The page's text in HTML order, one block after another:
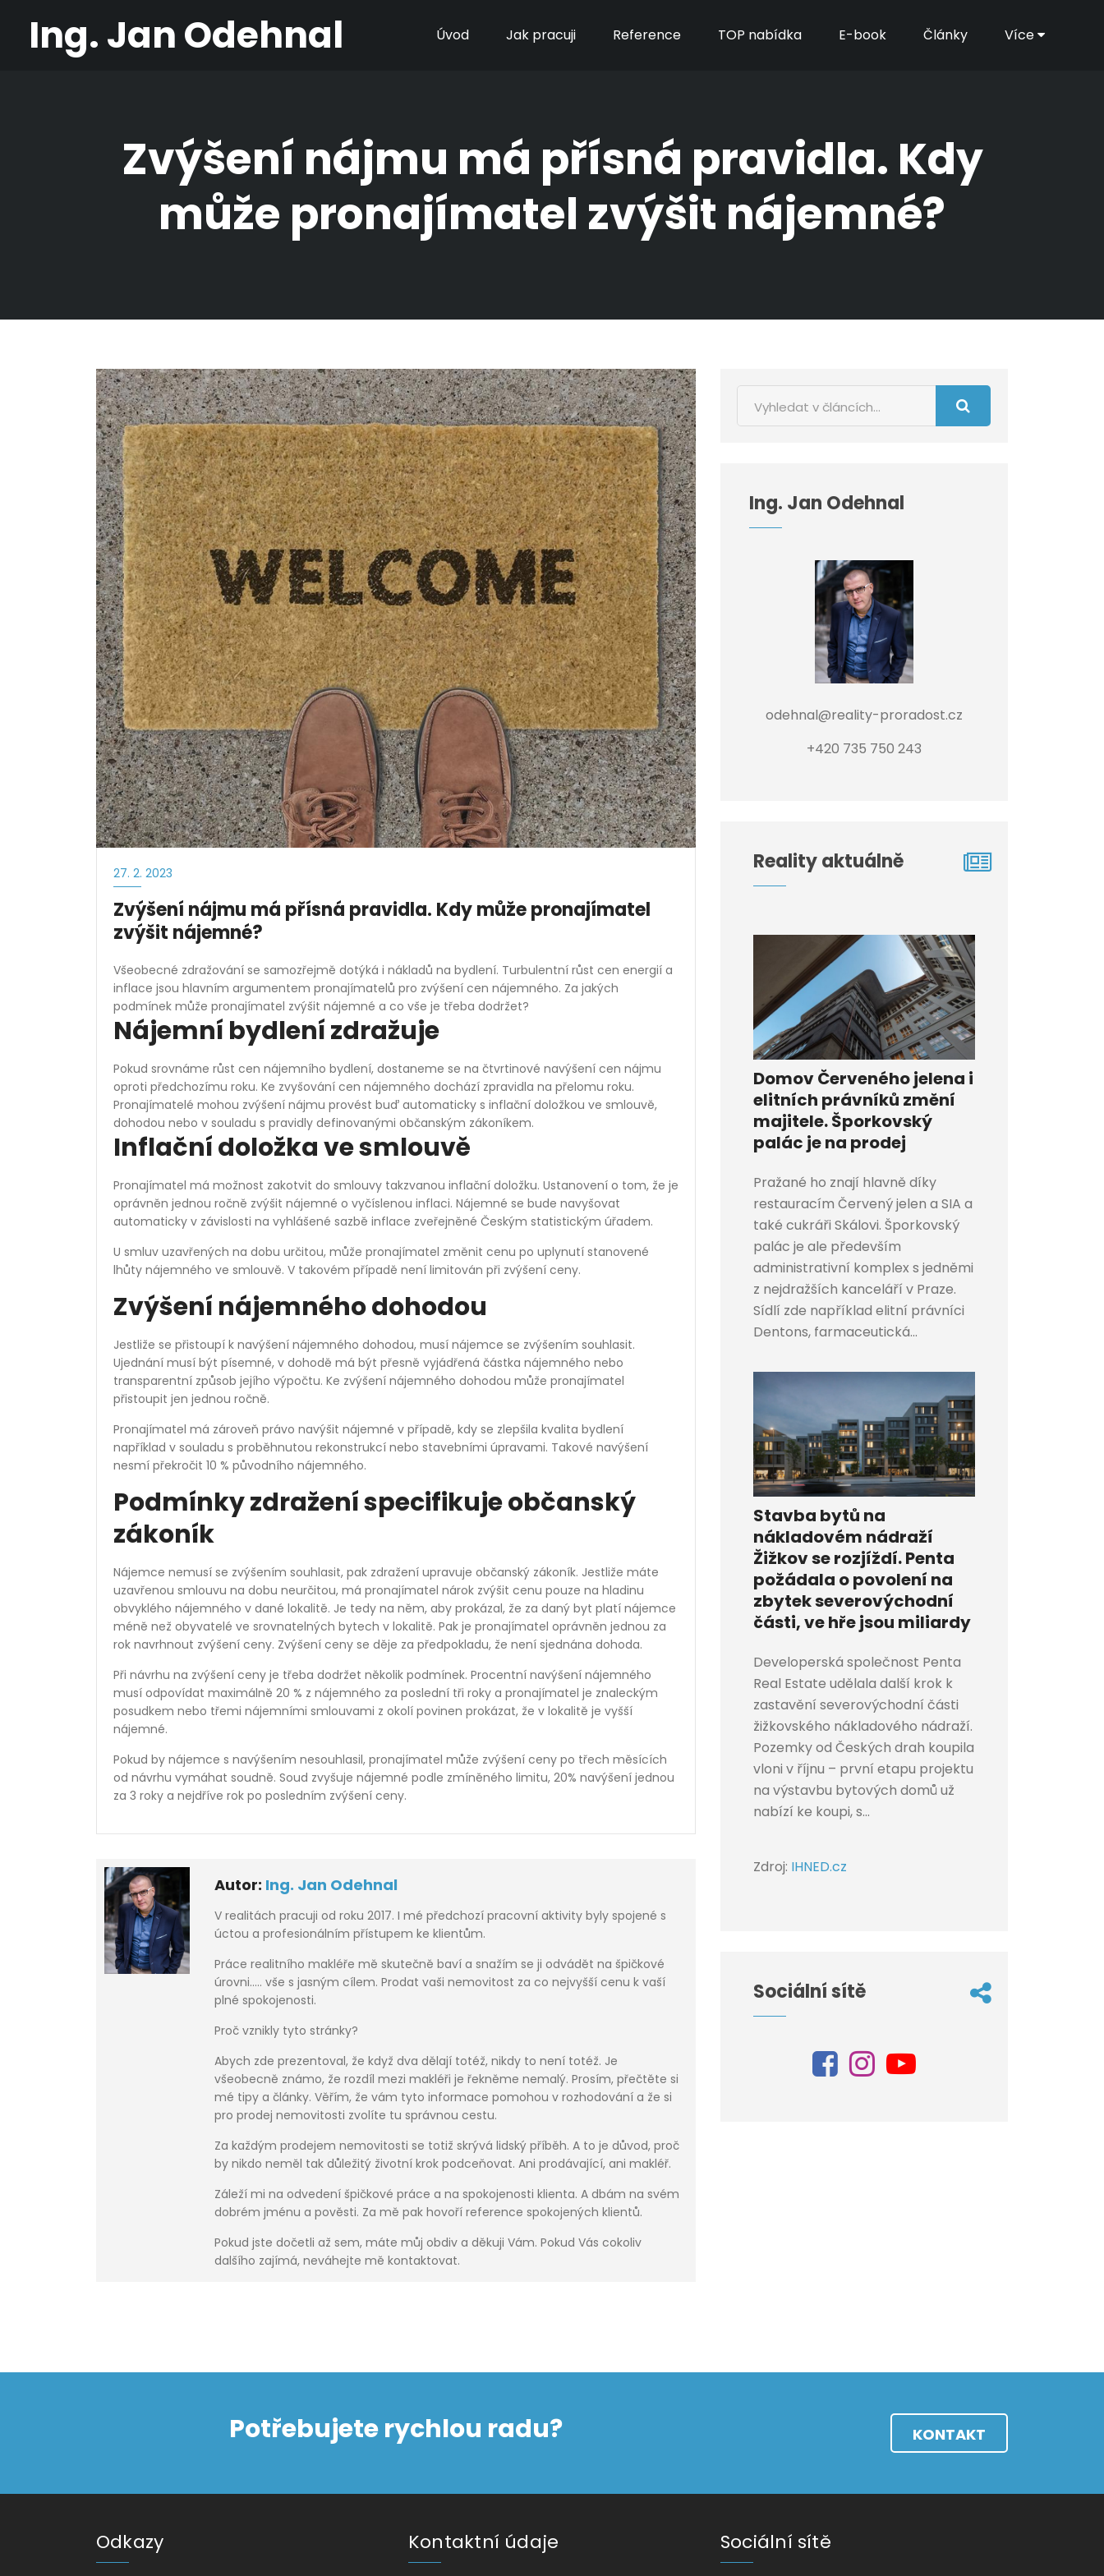
Ing. Jan Odehnal Úvod Jak pracuji Reference TOP nabídka E-book Články Více
Zvýšení nájmu má přísná pravidla. Kdy
může pronajímatel zvýšit nájemné?
27. 2. 2023
Zvýšení nájmu má přísná pravidla. Kdy může pronajímatel
zvýšit nájemné?
Všeobecné zdražování se samozřejmě dotýká i nákladů na bydlení. Turbulentní růst cen energií a
inflace jsou hlavním argumentem pronajímatelů pro zvýšení cen nájemného. Za jakých
podmínek může pronajímatel zvýšit nájemné a co vše je třeba dodržet?
Nájemní bydlení zdražuje
Pokud srovnáme růst cen nájemního bydlení, dostaneme se na čtvrtinové navýšení cen nájmu
oproti předchozímu roku. Ke zvyšování cen nájemného dochází zpravidla na přelomu roku.
Pronajímatelé mohou zvýšení nájmu provést buď automaticky s inflační doložkou ve smlouvě,
dohodou nebo v souladu s pravidly definovanými občanským zákoníkem.
Inflační doložka ve smlouvě
Pronajímatel má možnost zakotvit do smlouvy takzvanou inflační doložku. Ustanovení o tom, že je
oprávněn jednou ročně zvýšit nájemné o vyčíslenou inflaci. Nájemné se bude navyšovat
automaticky v závislosti na vyhlášené sazbě inflace zveřejněné Českým statistickým úřadem.
U smluv uzavřených na dobu určitou, může pronajímatel změnit cenu po uplynutí stanovené
lhůty nájemného ve smlouvě. V takovém případě není limitován při zvýšení ceny.
Zvýšení nájemného dohodou
Jestliže se přistoupí k navýšení nájemného dohodou, musí nájemce se zvýšením souhlasit.
Ujednání musí být písemné, v dohodě má být přesně vyjádřená částka nájemného nebo
transparentní způsob jejího výpočtu. Ke zvýšení nájemného dohodou může pronajímatel
přistoupit jen jednou ročně.
Pronajímatel má zároveň právo navýšit nájemné v případě, kdy se zlepšila kvalita bydlení
například v souladu s proběhnutou rekonstrukcí nebo stavebními úpravami. Takové navýšení
nesmí překročit 10 % původního nájemného.
Podmínky zdražení specifikuje občanský
zákoník
Nájemce nemusí se zvýšením souhlasit, pak zdražení upravuje občanský zákoník. Jestliže máte
uzavřenou smlouvu na dobu neurčitou, má pronajímatel nárok zvýšit cenu pouze na hladinu
obvyklého nájemného v dané lokalitě. Je tedy na něm, aby prokázal, že za daný byt platí nájemce
méně než obyvatelé ve srovnatelných bytech v lokalitě. Pak je pronajímatel oprávněn jednou za
rok navrhnout zvýšení ceny. Zvýšení ceny se děje za předpokladu, že není sjednána dohoda.
Při návrhu na zvýšení ceny je třeba dodržet několik podmínek. Procentní navýšení nájemného
musí odpovídat maximálně 20 % z nájemného za poslední tři roky a pronajímatel je znaleckým
posudkem nebo třemi nájemními smlouvami z okolí povinen prokázat, že v lokalitě je vyšší
nájemné.
Pokud by nájemce s navýšením nesouhlasil, pronajímatel může zvýšení ceny po třech měsících
od návrhu vymáhat soudně. Soud zvyšuje nájemné podle zmíněného limitu, 20% navýšení jednou
za 3 roky a nejdříve rok po posledním zvýšení ceny.
Autor: Ing. Jan Odehnal
V realitách pracuji od roku 2017. I mé předchozí pracovní aktivity byly spojené s
úctou a profesionálním přístupem ke klientům.
Práce realitního makléře mě skutečně baví a snažím se ji odvádět na špičkové
úrovni..... vše s jasným cílem. Prodat vaši nemovitost za co nejvyšší cenu k vaší
plné spokojenosti.
Proč vznikly tyto stránky?
Abych zde prezentoval, že když dva dělají totéž, nikdy to není totéž. Je
všeobecně známo, že rozdíl mezi makléři je řekněme nemalý. Prosím, přečtěte si
mé tipy a články. Věřím, že vám tyto informace pomohou v rozhodování a že si
pro prodej nemovitosti zvolíte tu správnou cestu.
Za každým prodejem nemovitosti se totiž skrývá lidský příběh. A to je důvod, proč
by nikdo neměl tak důležitý životní krok podceňovat. Ani prodávající, ani makléř.
Záleží mi na odvedení špičkové práce a na spokojenosti klienta. A dbám na svém
dobrém jménu a pověsti. Za mě pak hovoří reference spokojených klientů.
Pokud jste dočetli až sem, máte můj obdiv a děkuji Vám. Pokud Vás cokoliv
dalšího zajímá, neváhejte mě kontaktovat.
Ing. Jan Odehnal
odehnal@reality-proradost.cz
+420 735 750 243
Reality aktuálně
Domov Červeného jelena i
elitních právníků změní
majitele. Šporkovský
palác je na prodej
Pražané ho znají hlavně díky
restauracím Červený jelen a SIA a
také cukráři Skálovi. Šporkovský
palác je ale především
administrativní komplex s jedněmi
z nejdražších kanceláří v Praze.
Sídlí zde například elitní právníci
Dentons, farmaceutická...
Stavba bytů na
nákladovém nádraží
Žižkov se rozjíždí. Penta
požádala o povolení na
zbytek severovýchodní
části, ve hře jsou miliardy
Developerská společnost Penta
Real Estate udělala další krok k
zastavění severovýchodní části
žižkovského nákladového nádraží.
Pozemky od Českých drah koupila
vloni v říjnu – první etapu projektu
na výstavbu bytových domů už
nabízí ke koupi, s...
Zdroj: IHNED.cz
Sociální sítě
Potřebujete rychlou radu? KONTAKT
Odkazy Kontaktní údaje Sociální sítě